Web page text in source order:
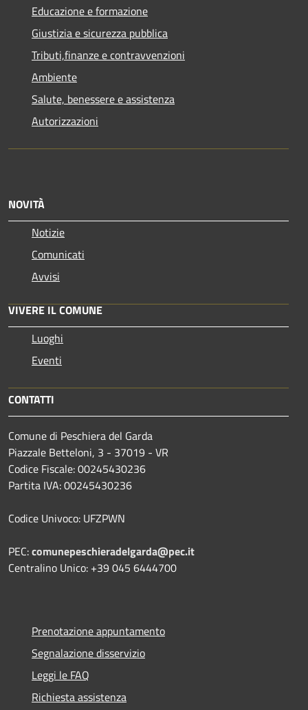
Educazione e formazione
Giustizia e sicurezza pubblica
Tributi,finanze e contravvenzioni
Ambiente
Salute, benessere e assistenza
Autorizzazioni
NOVITÀ
Notizie
Comunicati
Avvisi
VIVERE IL COMUNE
Luoghi
Eventi
CONTATTI
Comune di Peschiera del Garda
Piazzale Betteloni, 3 - 37019 - VR
Codice Fiscale: 00245430236
Partita IVA: 00245430236
Codice Univoco: UFZPWN
PEC:comunepeschieradelgarda@pec.it
Centralino Unico: +39 045 6444700
Prenotazione appuntamento
Segnalazione disservizio
Leggi le FAQ
Richiesta assistenza